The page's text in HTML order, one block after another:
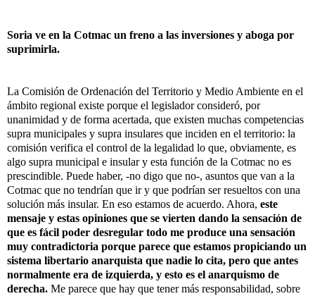
Soria ve en la Cotmac un freno a las inversiones y aboga por
suprimirla.
La Comisión de Ordenación del Territorio y Medio Ambiente en el
ámbito regional existe porque el legislador consideró, por
unanimidad y de forma acertada, que existen muchas competencias
supra municipales y supra insulares que inciden en el territorio: la
comisión verifica el control de la legalidad lo que, obviamente, es
algo supra municipal e insular y esta función de la Cotmac no es
prescindible. Puede haber, -no digo que no-, asuntos que van a la
Cotmac que no tendrían que ir y que podrían ser resueltos con una
solución más insular. En eso estamos de acuerdo. Ahora, este
mensaje y estas opiniones que se vierten dando la sensación de
que es fácil poder desregular todo me produce una sensación
muy contradictoria porque parece que estamos propiciando un
sistema libertario anarquista que nadie lo cita, pero que antes
normalmente era de izquierda, y esto es el anarquismo de
derecha. Me parece que hay que tener más responsabilidad, sobre